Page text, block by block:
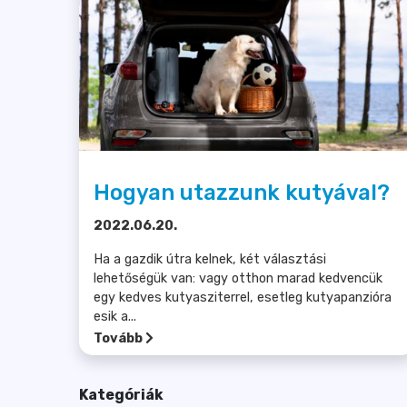
Hogyan utazzunk kutyával?
2022.06.20.
Ha a gazdik útra kelnek, két választási
lehetőségük van: vagy otthon marad kedvencük
egy kedves kutyasziterrel, esetleg kutyapanzióra
esik a...
Tovább
Kategóriák